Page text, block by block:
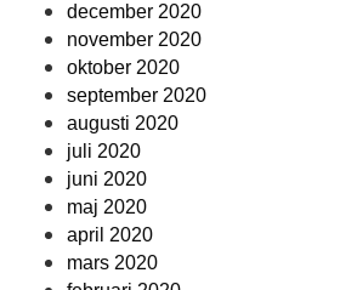
december 2020
november 2020
oktober 2020
september 2020
augusti 2020
juli 2020
juni 2020
maj 2020
april 2020
mars 2020